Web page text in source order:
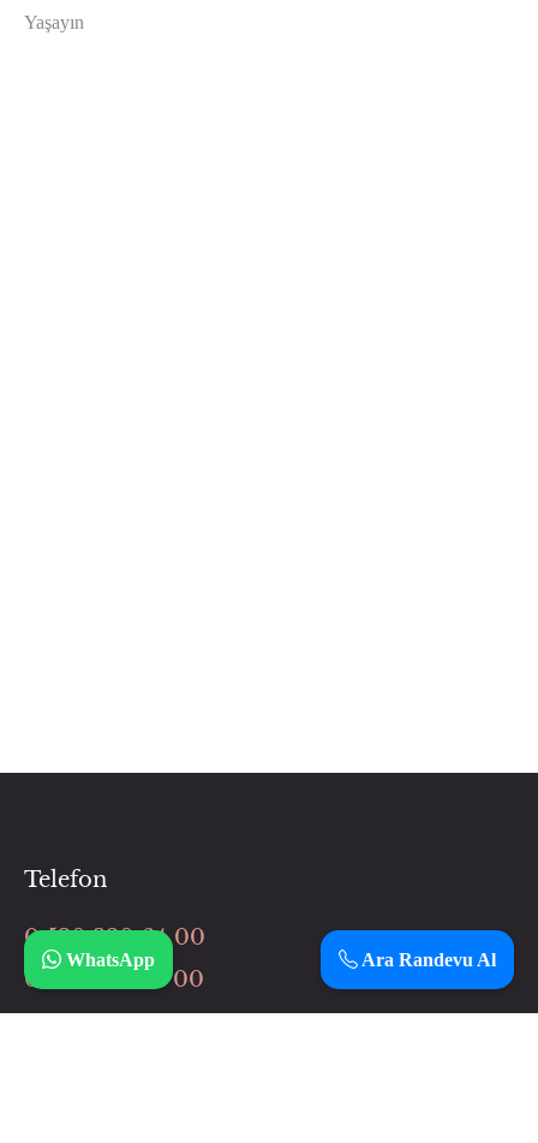
Yaşayın
Telefon
0 530 320 64 00
0 506 037 64 00
Ara Randevu Al
WhatsApp